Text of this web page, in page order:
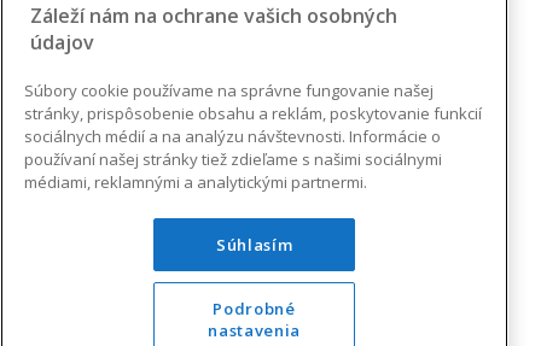
Záleží nám na ochrane vašich osobných
údajov
Súbory cookie používame na správne fungovanie našej
stránky, prispôsobenie obsahu a reklám, poskytovanie funkcií
sociálnych médií a na analýzu návštevnosti. Informácie o
používaní našej stránky tiež zdieľame s našimi sociálnymi
médiami, reklamnými a analytickými partnermi.
Súhlasím
Podrobné
nastavenia